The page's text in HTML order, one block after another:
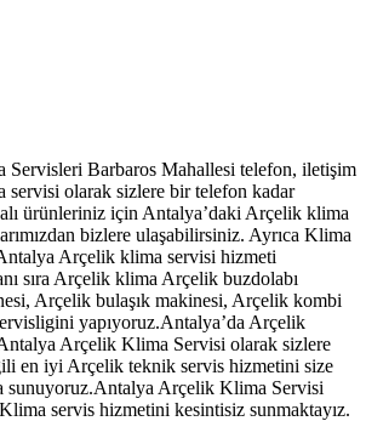
Barbaros Mahallesi telefon, iletişim
olarak sizlere bir telefon kadar
ürünleriniz için Antalya’daki Arçelik klima
bizlere ulaşabilirsiniz. Ayrıca Klima
Arçelik klima servisi hizmeti
sıra Arçelik klima Arçelik buzdolabı
Arçelik bulaşık makinesi, Arçelik kombi
yapıyoruz.Antalya’da Arçelik
Arçelik Klima Servisi olarak sizlere
en iyi Arçelik teknik servis hizmetini size
sunuyoruz.Antalya Arçelik Klima Servisi
servis hizmetini kesintisiz sunmaktayız.